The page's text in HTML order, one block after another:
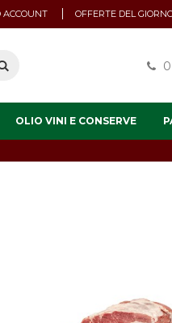
ACCOUNT OFFERTE DEL
OLIO VINI E CONSERVE